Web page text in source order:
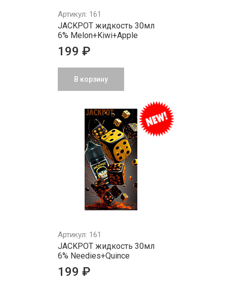
Артикул: 161
JACKPOT жидкость 30мл
6% Melon+Kiwi+Apple
199 ₽
В корзину
Артикул: 161
JACKPOT жидкость 30мл
6% Needies+Quince
199 ₽